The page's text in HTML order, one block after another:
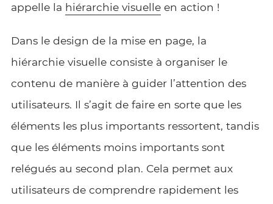
appelle la hiérarchie visuelleen action !
Dans le design de la mise en page, la
hiérarchie visuelle consiste à organiser le
contenu de manière à guider l’attention des
utilisateurs. Il s’agit de faire en sorte que les
éléments les plus importants ressortent, tandis
que les éléments moins importants sont
relégués au second plan. Cela permet aux
utilisateurs de comprendre rapidement les